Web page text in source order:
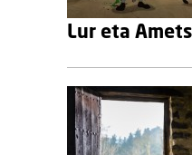
Lur eta